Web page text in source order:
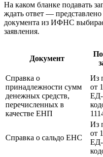
На каком бланке подавать
ждать ответ —
документа из ИФНС
заявления.
Документ
Справка о
принадлежности сумм
денежных средств,
перечисленных в
качестве ЕНП
Из
от
ЕД-
Справка о сальдо ЕНС
Из
от
ЕД-